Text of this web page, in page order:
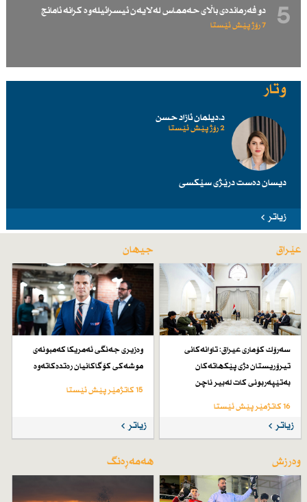
5 دو فەرماندەی باڵای حەممـاس لەلایەن ئیسرائیلەوە كرانە ئامانج
7 رۆژ پێش ئێستا
وتار
د.دیلمان ئازاد حسن
2 رۆژ پێش ئێستا
دیسان دەست درێژی سێكسی
زیاتر
عێراق
سەرۆك كۆماری عیراق: تاوانەكانی
تیرۆریستان دژی پێكهاتەكان
بەتێپەربونی كات لەبیر ناچن
16 کاتژمێر پێش ئێستا
زیاتر
جیهان
وەزیری جەنگی ئەمریكا كەمبونەی
موشەكی كۆگاكانیان رەتدەكاتەوە
15 کاتژمێر پێش ئێستا
زیاتر
وەرزش هەمەڕەنگ